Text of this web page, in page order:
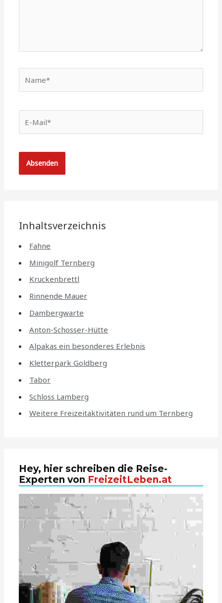
Mail*
Inhaltsverzeichnis
Fahne
Minigolf Ternberg
Kruckenbrettl
Rinnende Mauer
Dambergwarte
Anton-Schosser-Hütte
Alpakas ein besonderes Erlebnis
Kletterpark Goldberg
Tabor
Schloss Lamberg
Weitere Freizeitaktivitäten rund um Ternberg
Hey, hier schreiben die Reise-
Experten von FreizeitLeben.at